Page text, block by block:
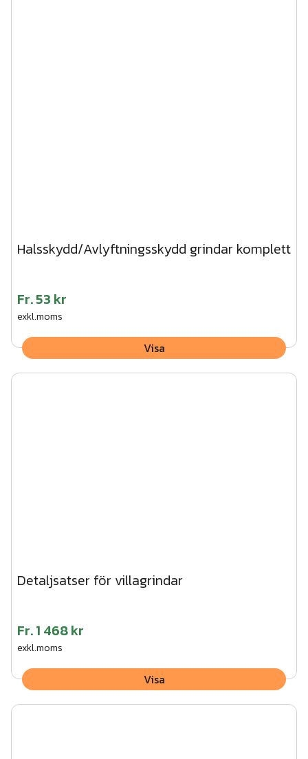
Halsskydd/Avlyftningsskydd grindar komplett
Fr.53 kr
exkl.moms
Visa
Detaljsatser för villagrindar
Fr.1 468 kr
exkl.moms
Visa